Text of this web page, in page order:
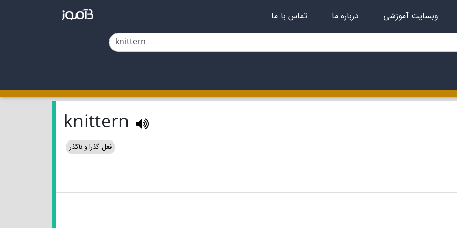
وبسایت آموزشی درباره ما تماس با ما
knittern
فعل گذرا و ناگذر